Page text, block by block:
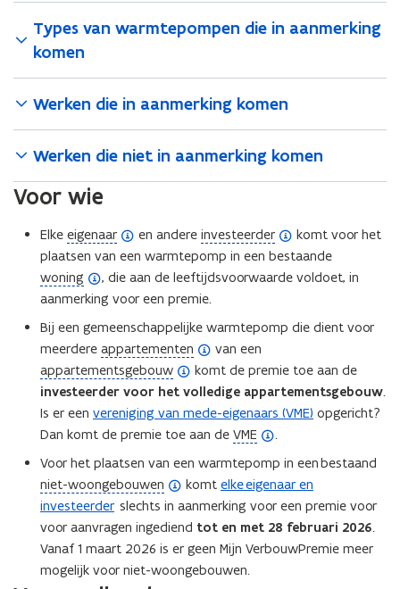
Types van warmtepompen die in aanmerking
komen
Werken die in aanmerking komen
Werken die niet in aanmerking komen
Voor wie
Elke eigenaar
(
o
p
e
f
n
t
i
e
en andere investeerder
(
o
p
e
d
e
f
t
i
e
)
komt voor het
plaatsen van een warmtepomp in een bestaande
woning
(
o
p
d
e
f
n
i
t
i
e
)
, die aan de leeftijdsvoorwaarde voldoet, in
aanmerking voor een premie.
Bij een gemeenschappelijke warmtepomp die dient voor
meerdere appartementen
(
o
p
e
n
d
f
t
van een
appartementsgebouw
(
o
p
e
n
e
i
komt de premie toe aan de
investeerder voor het volledige appartementsgebouw.
Is er een vereniging van mede-eigenaars (VME) opgericht?
Dan komt de premie toe aan de VME
(
o
d
e
.
Voor het plaatsen van een warmtepomp in een bestaand
niet-woongebouwen
(
o
p
e
n
komt elke eigenaar en
investeerder slechts in aanmerking voor een premie voor
voor aanvragen ingediend tot en met 28 februari 2026.
Vanaf 1 maart 2026 is er geen Mijn VerbouwPremie meer
mogelijk voor niet-woongebouwen.